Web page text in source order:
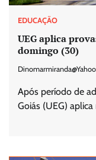
EDUCAÇÃO
UEG aplica
domingo (30)
Após período de
Goiás (UEG)